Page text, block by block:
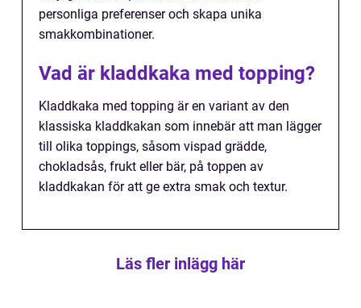
personliga preferenser och skapa unika
smakkombinationer.
Vad är kladdkaka med topping?
Kladdkaka med topping är en variant av den
klassiska kladdkakan som innebär att man lägger
till olika toppings, såsom vispad grädde,
chokladsås, frukt eller bär, på toppen av
kladdkakan för att ge extra smak och textur.
Läs fler inlägg här